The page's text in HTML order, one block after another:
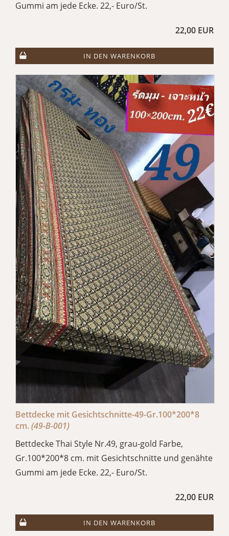
Gummi am jede Ecke. 22,- Euro/St.
22,00 EUR
IN DEN WARENKORB
Bettdecke mit Gesichtschnitte-49-Gr.100*200*8
cm.(49-B-001)
Bettdecke Thai Style Nr.49, grau-gold Farbe,
Gr.100*200*8 cm. mit Gesichtschnitte und genähte
Gummi am jede Ecke. 22,- Euro/St.
22,00 EUR
IN DEN WARENKORB